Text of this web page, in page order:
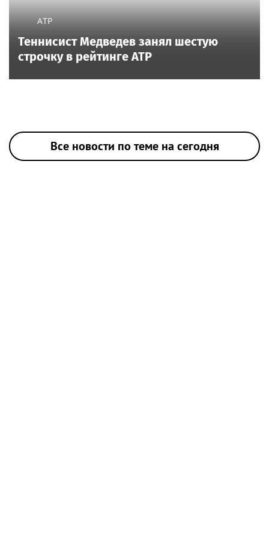
ATP
Теннисист Медведев занял шестую
строчку в рейтинге ATP
Все новости по теме на сегодня